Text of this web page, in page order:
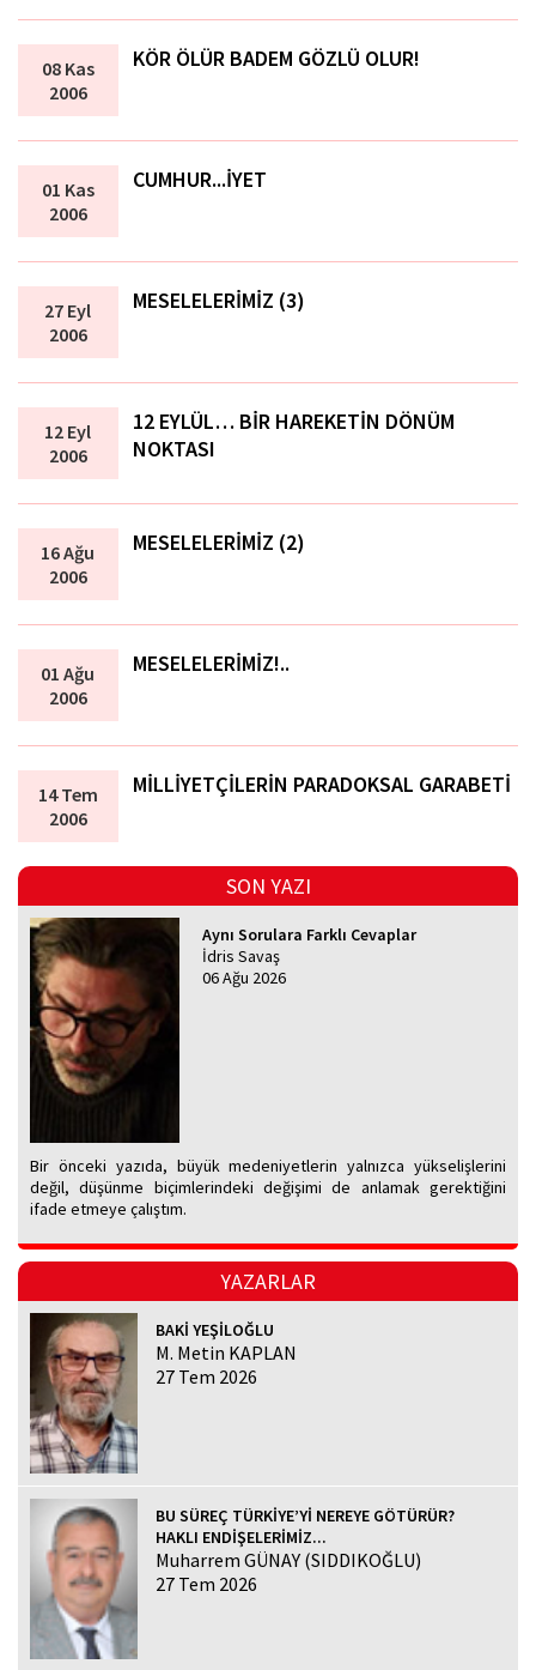
08 Kas
2006
KÖR ÖLÜR BADEM GÖZLÜ OLUR!
01 Kas
2006
CUMHUR...İYET
27 Eyl
2006
MESELELERİMİZ (3)
12 Eyl
2006
12 EYLÜL… BİR HAREKETİN DÖNÜM
NOKTASI
16 Ağu
2006
MESELELERİMİZ (2)
01 Ağu
2006
MESELELERİMİZ!..
14 Tem
2006
MİLLİYETÇİLERİN PARADOKSAL GARABETİ
SON YAZI
Aynı Sorulara Farklı Cevaplar
İdris Savaş
06 Ağu 2026
Bir önceki yazıda, büyük medeniyetlerin yalnızca yükselişlerini
değil, düşünme biçimlerindeki değişimi de anlamak gerektiğini
ifade etmeye çalıştım.
YAZARLAR
BAKİ YEŞİLOĞLU
M. Metin KAPLAN
27 Tem 2026
BU SÜREÇ TÜRKİYE’Yİ NEREYE GÖTÜRÜR?
HAKLI ENDİŞELERİMİZ...
Muharrem GÜNAY (SIDDIKOĞLU)
27 Tem 2026